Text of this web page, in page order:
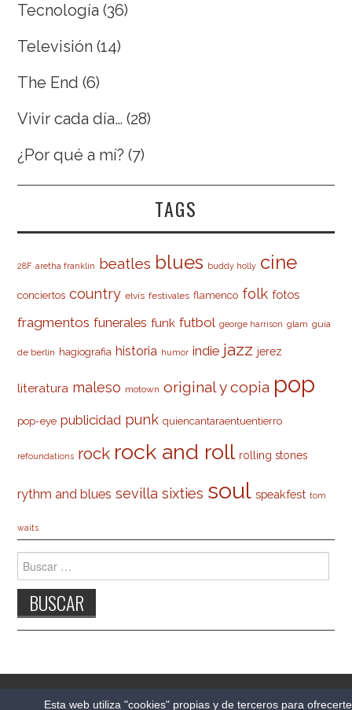
Tecnología (36)
Televisión (14)
The End (6)
Vivir cada día… (28)
¿Por qué a mí? (7)
TAGS
28F aretha franklin beatles blues buddy holly cine
conciertos country elvis festivales flamenco folk fotos
fragmentos funerales funk futbol george harrison glam guía
de berlín hagiografia historia humor indie jazz jerez
literatura maleso motown original y copia pop
pop-eye publicidad punk quiencantaraentuentierro
refoundations rock rock and roll rolling stones
rythm and blues sevilla sixties soul speakfest tom
waits
Buscar:
© 2026 CARLESO.COM. TODOS LOS DERECHOS
Esta web utiliza "cookies" propias y de terceros para